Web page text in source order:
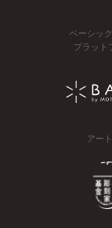
ベーシッ
プラット
アー